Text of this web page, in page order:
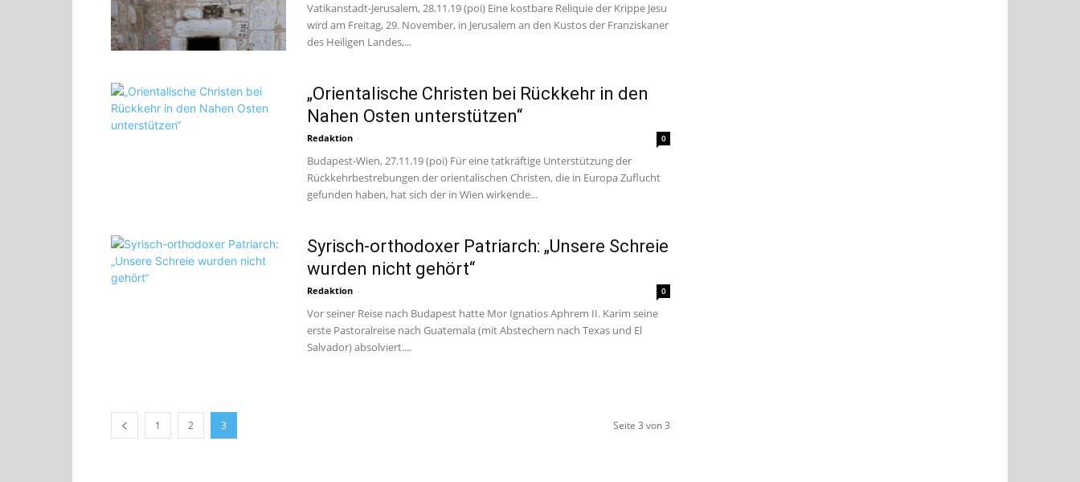
Vatikanstadt-Jerusalem, 28.11.19 (poi) Eine kostbare Reliquie der Krippe Jesu
wird am Freitag, 29. November, in Jerusalem an den Kustos der Franziskaner
des Heiligen Landes,...
„Orientalische Christen bei Rückkehr in den
Nahen Osten unterstützen“
Redaktion - 0
Budapest-Wien, 27.11.19 (poi) Für eine tatkräftige Unterstützung der
Rückkehrbestrebungen der orientalischen Christen, die in Europa Zuflucht
gefunden haben, hat sich der in Wien wirkende...
Syrisch-orthodoxer Patriarch: „Unsere Schreie
wurden nicht gehört“
Redaktion - 0
Vor seiner Reise nach Budapest hatte Mor Ignatios Aphrem II. Karim seine
erste Pastoralreise nach Guatemala (mit Abstechern nach Texas und El
Salvador) absolviert....
1 2 3 Seite 3 von 3